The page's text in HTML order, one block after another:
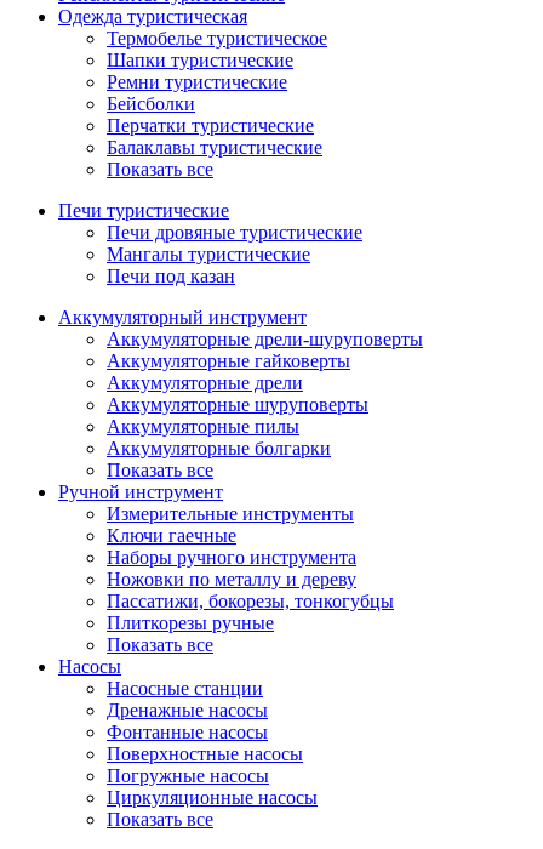
Одежда туристическая
Термобелье туристическое
Шапки туристические
Ремни туристические
Бейсболки
Перчатки туристические
Балаклавы туристические
Показать все
Печи туристические
Печи дровяные туристические
Мангалы туристические
Печи под казан
Аккумуляторный инструмент
Аккумуляторные дрели-шуруповерты
Аккумуляторные гайковерты
Аккумуляторные дрели
Аккумуляторные шуруповерты
Аккумуляторные пилы
Аккумуляторные болгарки
Показать все
Ручной инструмент
Измерительные инструменты
Ключи гаечные
Наборы ручного инструмента
Ножовки по металлу и дереву
Пассатижи, бокорезы, тонкогубцы
Плиткорезы ручные
Показать все
Насосы
Насосные станции
Дренажные насосы
Фонтанные насосы
Поверхностные насосы
Погружные насосы
Циркуляционные насосы
Показать все